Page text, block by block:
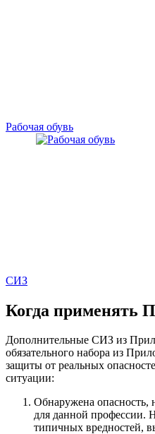
Рабочая обувь
СИЗ
Когда применять
Дополнительные СИЗ из
обязательного набора из
защиты от реальных
ситуации:
Обнаружена
для данной профессии.
типичных вредностей,